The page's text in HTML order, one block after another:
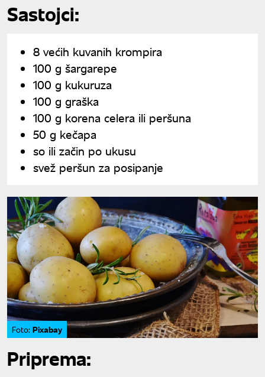
Sastojci:
8 većih kuvanih krompira
100 g šargarepe
100 g kukuruza
100 g graška
100 g korena celera ili peršuna
50 g kečapa
so ili začin po ukusu
svež peršun za posipanje
Foto: Pixabay
Priprema: